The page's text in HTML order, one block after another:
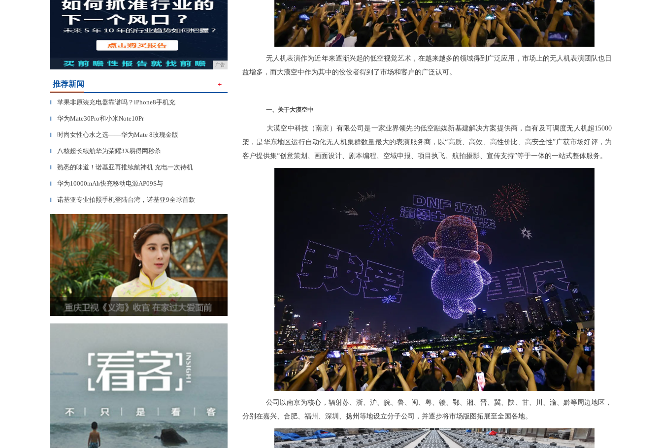
广告
推荐新闻 ＋
▎ 苹果非原装充电器靠谱吗？iPhone8手机充
▎ 华为Mate30Pro和小米Note10Pr
▎ 时尚女性心水之选——华为Mate 8玫瑰金版
▎ 八核超长续航华为荣耀3X易得网秒杀
▎ 熟悉的味道！诺基亚再推续航神机 充电一次待机
▎ 华为10000mAh快充移动电源AP09S与
▎ 诺基亚专业拍照手机登陆台湾，诺基亚9全球首款
无人机表演作为近年来逐渐兴起的低空视觉艺术，在越来越多的领域得到广泛应用，市场上的无人机表演团队也日
益增多，而大漠空中作为其中的佼佼者得到了市场和客户的广泛认可。
一、关于大漠空中
大漠空中科技（南京）有限公司是一家业界领先的低空融媒新基建解决方案提供商，自有及可调度无人机超15000
架，是华东地区运行自动化无人机集群数量最大的表演服务商，以“高质、高效、高性价比、高安全性”广获市场好评，为
客户提供集“创意策划、画面设计、剧本编程、空域申报、项目执飞、航拍摄影、宣传支持”等于一体的一站式整体服务。
公司以南京为核心，辐射苏、浙、沪、皖、鲁、闽、粤、赣、鄂、湘、晋、冀、陕、甘、川、渝、黔等周边地区，
分别在嘉兴、合肥、福州、深圳、扬州等地设立分子公司，并逐步将市场版图拓展至全国各地。